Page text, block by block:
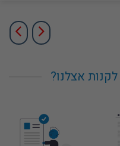
אצלנו?